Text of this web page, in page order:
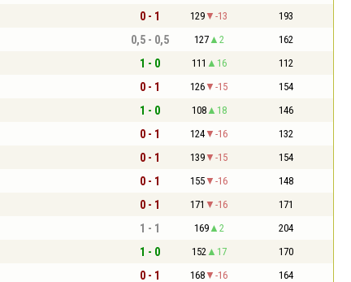
0 - 1 129 -13 193
0,5 - 0,5 127 2 162
1 - 0 111 16 112
0 - 1 126 -15 154
1 - 0 108 18 146
0 - 1 124 -16 132
0 - 1 139 -15 154
0 - 1 155 -16 148
0 - 1 171 -16 171
1 - 1 169 2 204
1 - 0 152 17 170
0 - 1 168 -16 164